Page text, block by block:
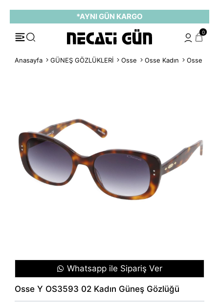
*AYNI GÜN KARGO
0
Anasayfa GÜNEŞ GÖZLÜKLERİ Osse Osse Kadın Osse Y
Whatsapp ile Sipariş Ver
Osse Y OS3593 02 Kadın Güneş Gözlüğü